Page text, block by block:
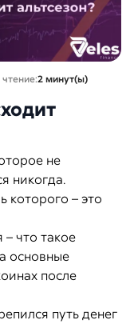
2 минут(ы)
не
никогда.
которого – это
что такое
основные
после
путь денег